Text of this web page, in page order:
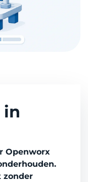
Openworx
zonder